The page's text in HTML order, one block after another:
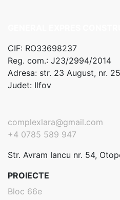
CIF: RO33698237
Reg. com.: J23/2994/2014
Adresa: str. 23 August, nr.
Judet: Ilfov
complexlara@gmail.com
+4 0785 589 947
Str. Avram Iancu nr. 54,
PROIECTE
Bloc 66e